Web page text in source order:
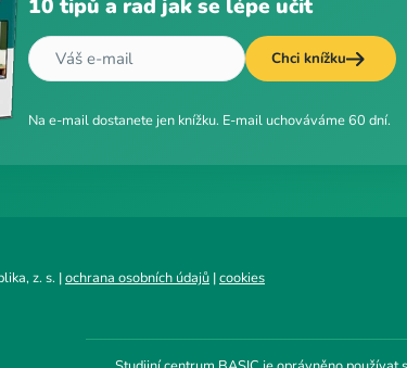
10 tipů a rad jak se lépe učit
Chci knížku
Na e-mail dostanete jen knížku. E-mail uchováváme 60 dní.
z. s. |ochrana osobních údajů |cookies